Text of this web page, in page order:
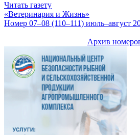
Читать газету
«Ветеринария и Жизнь»
Номер 07–08 (110–111) июль–август
Архив